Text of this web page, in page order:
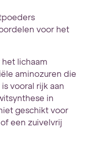
voor het
lichaam
aminozuren die
vooral rijk aan
in
geschikt voor
een zuivelvrij